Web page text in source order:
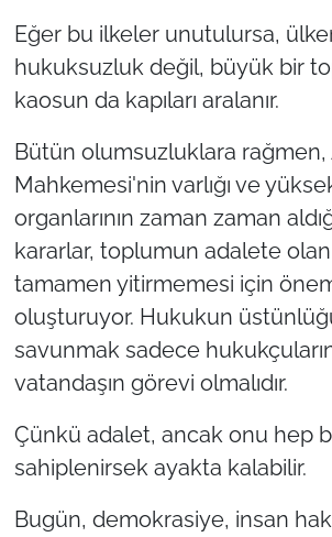
Eğer bu ilkeler unutulursa,
hukuksuzluk değil, büyük bir
kaosun da kapıları aralanır.
Bütün olumsuzluklara rağmen,
Mahkemesi'nin varlığı ve
organlarının zaman zaman
kararlar, toplumun adalete olan
tamamen yitirmemesi için
oluşturuyor. Hukukun
savunmak sadece
vatandaşın görevi olmalıdır.
Çünkü adalet, ancak onu hep
sahiplenirsek ayakta kalabilir.
Bugün, demokrasiye, insan